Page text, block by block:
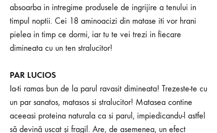
absoarba in intregime produsele de ingrijire a tenului in
timpul noptii. Cei 18 aminoacizi din matase iti vor hrani
pielea in timp ce dormi, iar tu te vei trezi in fiecare
dimineata cu un ten stralucitor!
PAR LUCIOS
Ia-ti ramas bun de la parul ravasit dimineata! Trezeste-te cu
un par sanatos, matasos si stralucitor! Matasea contine
aceeasi proteina naturala ca si parul, impiedicandu-l astfel
să devină uscat și fragil. Are, de asemenea, un efect